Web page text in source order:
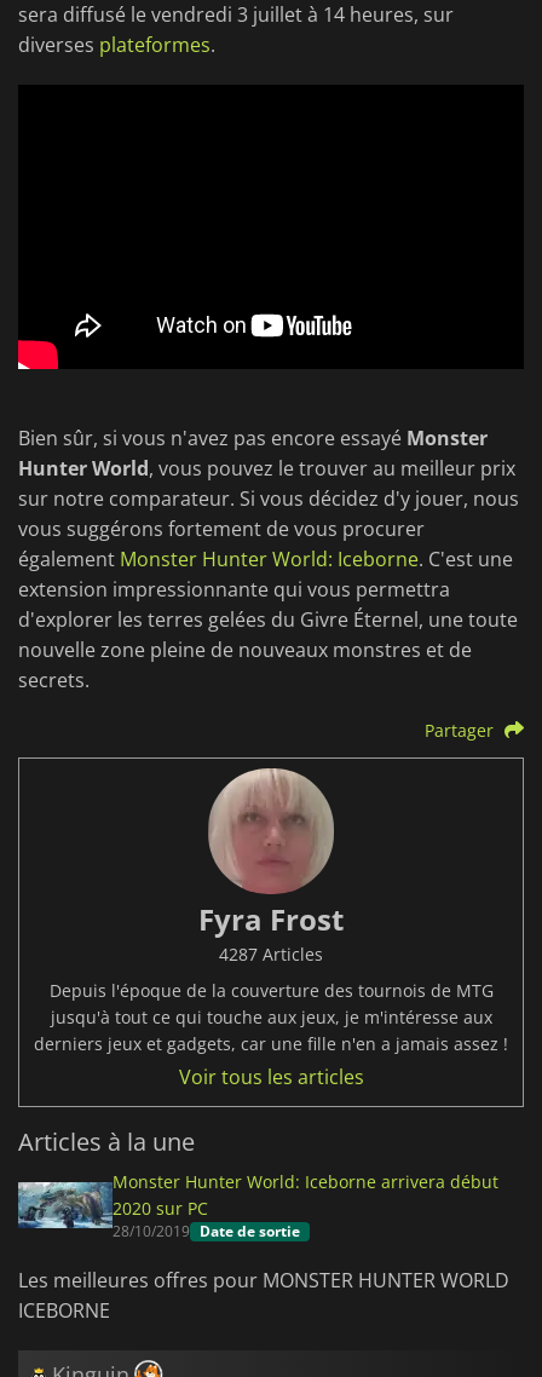
sera diffusé le vendredi 3 juillet à 14 heures, sur
diverses plateformes.
Bien sûr, si vous n'avez pas encore essayé Monster
Hunter World, vous pouvez le trouver au meilleur prix
sur notre comparateur. Si vous décidez d'y jouer, nous
vous suggérons fortement de vous procurer
également Monster Hunter World: Iceborne. C'est une
extension impressionnante qui vous permettra
d'explorer les terres gelées du Givre Éternel, une toute
nouvelle zone pleine de nouveaux monstres et de
secrets.
Partager
Fyra Frost
4287 Articles
Depuis l'époque de la couverture des tournois de MTG
jusqu'à tout ce qui touche aux jeux, je m'intéresse aux
derniers jeux et gadgets, car une fille n'en a jamais assez !
Voir tous les articles
Articles à la une
Monster Hunter World: Iceborne arrivera début
2020 sur PC
28/10/2019 Date de sortie
Les meilleures offres pour MONSTER HUNTER WORLD
ICEBORNE